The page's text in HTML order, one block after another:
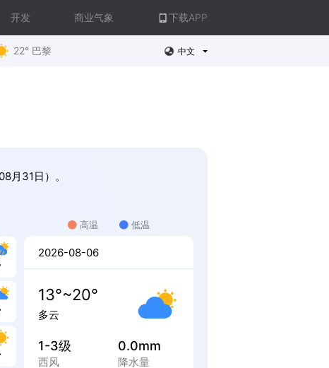
开发 商业气象 下载APP
22° 巴黎 中文
月31日）。
高温 低温
2026-08-06
13°~20°
多云
1-3级
西风
0.0mm
降水量